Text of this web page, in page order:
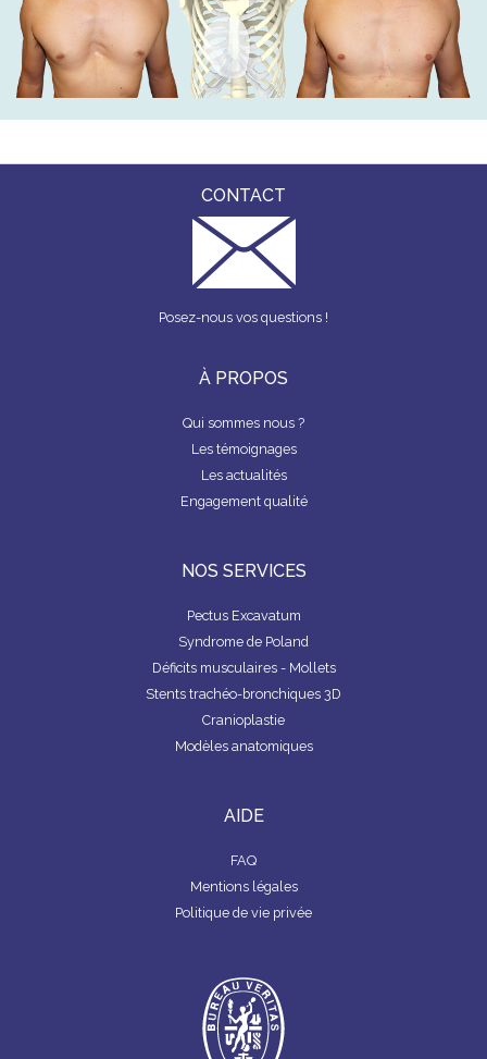
CONTACT
Posez-nous vos questions !
À PROPOS
Qui sommes nous ?
Les témoignages
Les actualités
Engagement qualité
NOS SERVICES
Pectus Excavatum
Syndrome de Poland
Déficits musculaires - Mollets
Stents trachéo-bronchiques 3D
Cranioplastie
Modèles anatomiques
AIDE
FAQ
Mentions légales
Politique de vie privée